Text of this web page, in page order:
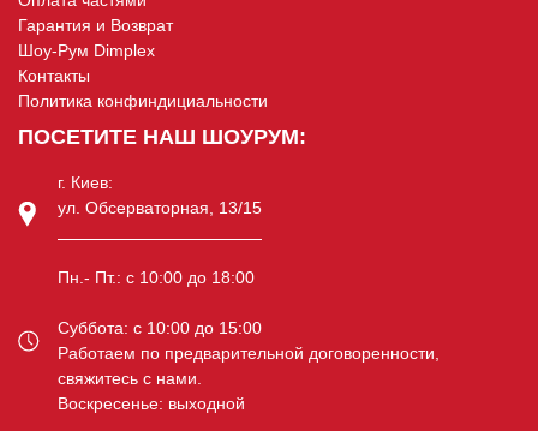
Гарантия и Возврат
Шоу-Рум Dimplex
Контакты
Политика конфиндициальности
ПОСЕТИТЕ НАШ ШОУРУМ:
г. Киев:
ул. Обсерваторная, 13/15
Пн.- Пт.: c 10:00 до 18:00
Суббота: c 10:00 до 15:00
Работаем по предварительной договоренности,
свяжитесь с нами.
Воскресенье: выходной